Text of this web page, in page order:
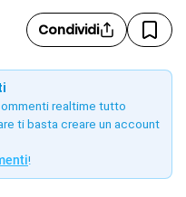
Condividi
realtime tutto
ti basta creare un account
!